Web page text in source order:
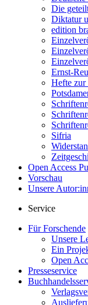
Die
Diktatur
edition
Ernst-
Hefte zur
Sifria
Open Access
Vorschau
Unsere
Service
Für Forschende
Unsere
Ein
Open
Presseservice